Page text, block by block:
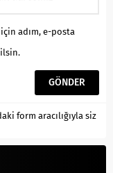
adım, e-posta
form aracılığıyla siz